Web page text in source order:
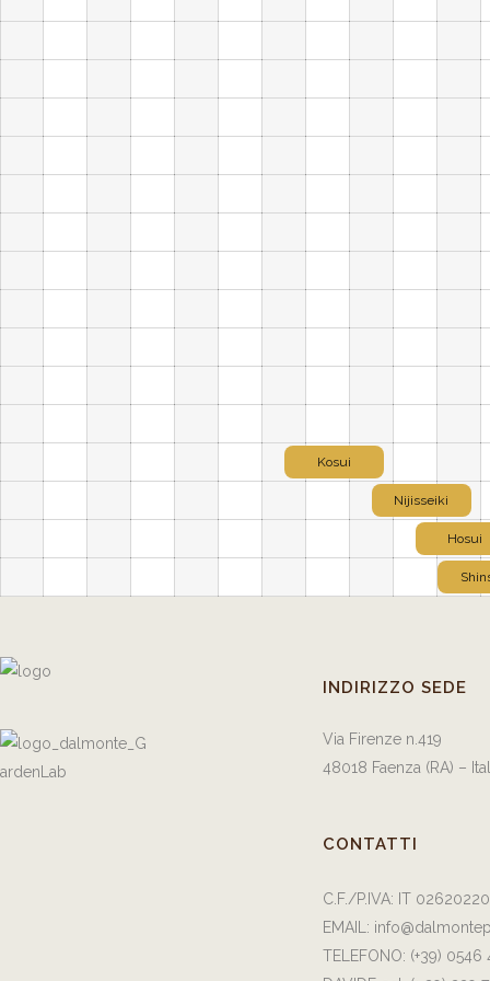
Kosui
Nijisseiki
Hosui
INDIRIZZO SEDE
Via Firenze n.419
48018 Faenza (RA) –
CONTATTI
C.F./P.IVA: IT
EMAIL:
TELEFONO: (+39) 0546